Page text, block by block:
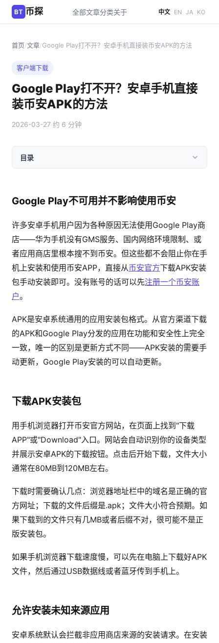
BT 币探 全部文章分类关于 中文 EN JA KO
首页/文章/Google Play打不开？安卓手机直接装币安APK的方法
客户端下载
Google Play打不开？安卓手机直接
装币安APK的方法
2026-03-27·约 6 分钟
目录
Google Play不可用并不影响使用币安
许多安卓手机用户因为各种原因无法使用Google Play商
店——华为手机没有GMS服务、国内网络环境限制、或
者应用商店里根本搜不到币安。但这些都不会阻止你在手
机上安装和使用币安APP，直接从币安官方下载APK安装
包手动安装即可。没有账号的话可以先注册一个币安账
户。
APK是安卓系统通用的应用安装包格式。从官方渠道下载
的APK和Google Play分发的应用在功能和安全性上完全
一致，唯一的区别是更新方式不同——APK安装的需要手
动更新，Google Play安装的可以自动更新。
下载APK安装包
用手机浏览器打开币安官方网站，在页面上找到"下载
APP"或"Download"入口。网站会自动识别你的设备类型
并展示安卓APK的下载按钮。点击后开始下载，文件大小
通常在80MB到120MB左右。
下载时需要确认几点：浏览器地址栏中的域名是正确的官
方网址；下载的文件后缀是.apk；文件大小符合预期。如
果下载到的文件只有几MB或者后缀不对，很可能不是正
版安装包。
如果手机浏览器下载速度慢，可以先在电脑上下载好APK
文件，然后通过USB数据线或者蓝牙传到手机上。
允许安装未知来源应用
安卓系统默认会拦截非应用商店来源的安装请求。在安装